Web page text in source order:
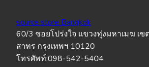
source store Bangkok
60/3 ซอยโปร่งใจ แขวงทุ่งมหาเมฆ เข
สาทร กรุงเทพฯ 10120
โทรศัพท์:098-542-5404